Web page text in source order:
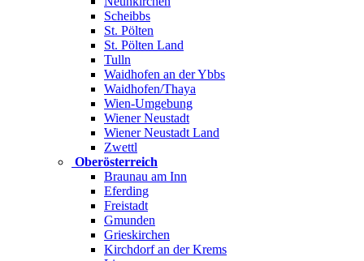
Scheibbs
St. Pölten
St. Pölten Land
Tulln
Waidhofen an der Ybbs
Waidhofen/Thaya
Wien-Umgebung
Wiener Neustadt
Wiener Neustadt Land
Zwettl
Oberösterreich
Braunau am Inn
Eferding
Freistadt
Gmunden
Grieskirchen
Kirchdorf an der Krems